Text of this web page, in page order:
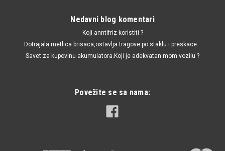
Nedavni blog komentari
Koji anntifriz koristiti ?
Dotrajala metlica brisaca,ostavlja tragove po staklu i preskace...
Savet za kupovinu akumulatora.Koji je adekvatan mom vozilu ?
Povežite se sa nama: